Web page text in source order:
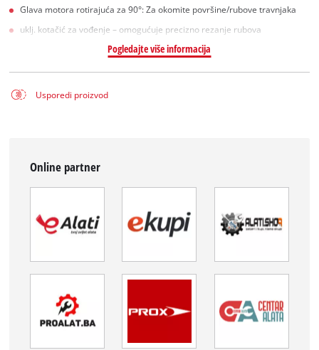
Glava motora rotirajuća za 90°: Za okomite površine/rubove travnjaka
uklj. kotačić za vođenje – omogućuje precizno rezanje rubova
Pogledajte više informacija
Usporedi proizvod
Online partner